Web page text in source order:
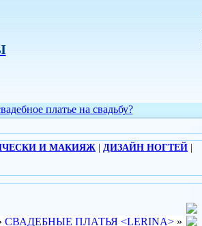
платье на свадьбу?
И МАКИЯЖ ДИЗАЙН НОГТЕЙ
СВАДЕБНЫЕ ПЛАТЬЯ <LERINA> »